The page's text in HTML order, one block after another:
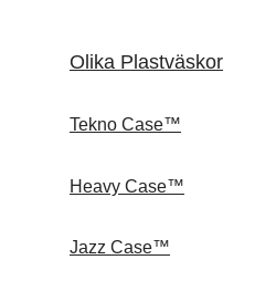
Olika Plastväskor
Tekno Case™
Heavy Case™
Jazz Case™